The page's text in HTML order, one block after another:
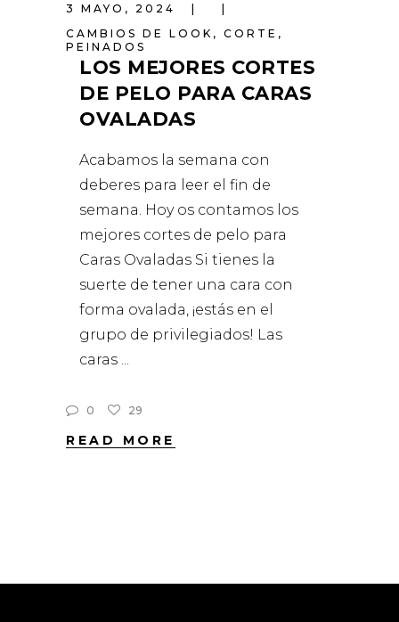
3 MAYO, 2024
CAMBIOS DE LOOK , CORTE ,
PEINADOS
LOS MEJORES CORTES
DE PELO PARA CARAS
OVALADAS
Acabamos la semana con
deberes para leer el fin de
semana. Hoy os contamos los
mejores cortes de pelo para
Caras Ovaladas Si tienes la
suerte de tener una cara con
forma ovalada, ¡estás en el
grupo de privilegiados! Las
caras
0 29
READ MORE